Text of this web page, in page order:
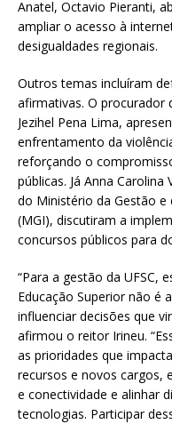
Anatel, Octavio Pieranti,
ampliar o acesso à
desigualdades regionais.
Outros temas incluíram
afirmativas. O procurador
Jezihel Pena Lima,
enfrentamento da
reforçando o
públicas. Já Anna
do Ministério da Gestão e
(MGI), discutiram a
concursos públicos para
“Para a gestão da UFSC,
Educação Superior não é
influenciar decisões que
afirmou o reitor Irineu.
as prioridades que
recursos e novos cargos,
e conectividade e alinhar
tecnologias. Participar